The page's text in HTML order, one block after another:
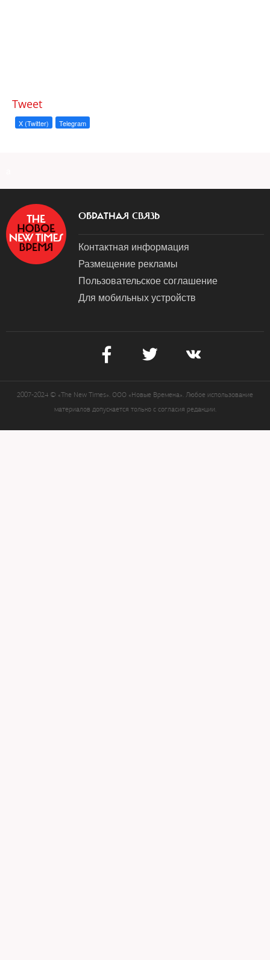
Tweet
X (Twitter) Telegram
ОБРАТНАЯ СВЯЗЬ
Контактная информация
Размещение рекламы
Пользовательское соглашение
Для мобильных устройств
2007-2024 © «The New Times». ООО «Новые Времена». Любое использование
материалов допускается только с согласия редакции.